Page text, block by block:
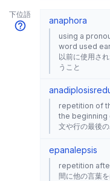
下位語
anaphora
using a
word used
以前に使用さ
うこと
anadiplosis
repetition of
the beginning
文や行の最後
epanalepsis
repetition
間に他の言葉